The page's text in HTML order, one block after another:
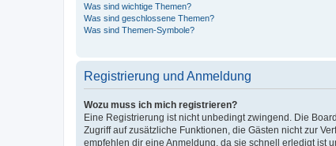
Was sind wichtige Themen?
Was sind geschlossene Themen?
Was sind Themen-Symbole?
Registrierung und Anmeldung
Wozu muss ich mich registrieren?
Eine Registrierung ist nicht unbedingt zwingend. Die
Zugriff auf zusätzliche Funktionen, die Gästen nicht zur
empfehlen dir eine Anmeldung, da sie schnell erledigt ist